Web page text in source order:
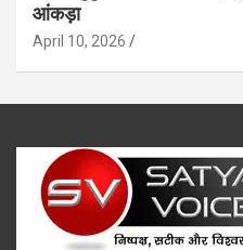
आंकड़ा
April 10, 2026